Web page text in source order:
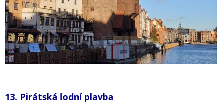
13. Pirátská lodní plavba